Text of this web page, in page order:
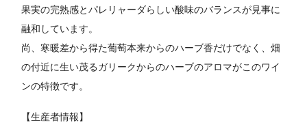
果実の完熟感とパレリャーダらしい酸味のバランスが見事に
融和しています。
尚、寒暖差から得た葡萄本来からのハーブ香だけでなく、畑
の付近に生い茂るガリークからのハーブのアロマがこのワイ
ンの特徴です。
【生産者情報】